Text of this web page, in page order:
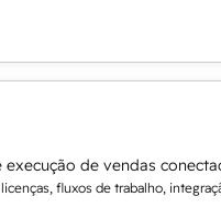
de vendas
fluxos de trabalho,